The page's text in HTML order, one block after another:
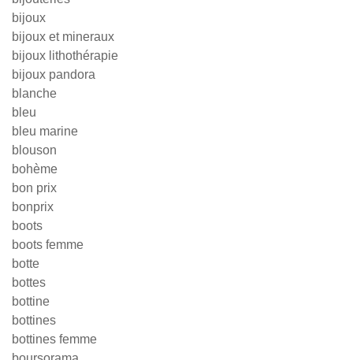
bijoux
bijoux et mineraux
bijoux lithothérapie
bijoux pandora
blanche
bleu
bleu marine
blouson
bohème
bon prix
bonprix
boots
boots femme
botte
bottes
bottine
bottines
bottines femme